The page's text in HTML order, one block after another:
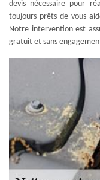
devis nécessaire pour
toujours prêts de vous
Notre intervention est
gratuit et sans